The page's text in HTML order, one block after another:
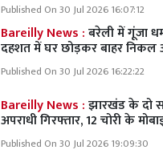
Published On 30 Jul 2026 16:07:12
Bareilly News :बरेली में गूंजा
दहशत में घर छोड़कर बाहर
Published On 30 Jul 2026 16:22:22
Bareilly News :झारखंड के दो
अपराधी गिरफ्तार, 12 चोरी के
Published On 30 Jul 2026 19:09:30